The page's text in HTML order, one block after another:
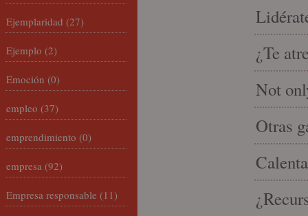
¿Te
Not
Otras
Ejemplaridad (27)
Ejemplo (2)
Emoción (0)
empleo (37)
emprendimiento (0)
empresa (92)
Empresa responsable (11)